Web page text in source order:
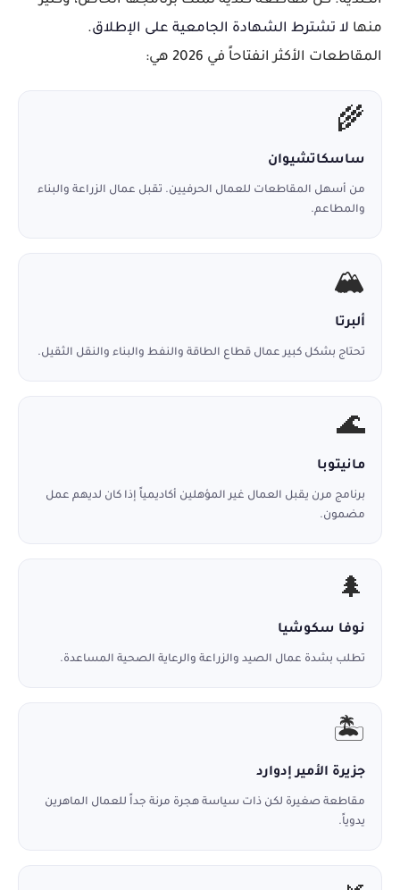
منها لا تشترط الشهادة الجامعية على الإطلاق.
المقاطعات الأكثر انفتاحاً في 2026 هي:
🌾
ساسكاتشيوان
من أسهل المقاطعات للعمال الحرفيين. تقبل عمال الزراعة والبناء
والمطاعم.
🏔️
ألبرتا
تحتاج بشكل كبير عمال قطاع الطاقة والنفط والبناء والنقل الثقيل.
🌊
مانيتوبا
برنامج مرن يقبل العمال غير المؤهلين أكاديمياً إذا كان لديهم عمل
مضمون.
🌲
نوفا سكوشيا
تطلب بشدة عمال الصيد والزراعة والرعاية الصحية المساعدة.
🏝️
جزيرة الأمير إدوارد
مقاطعة صغيرة لكن ذات سياسة هجرة مرنة جداً للعمال الماهرين
يدوياً.